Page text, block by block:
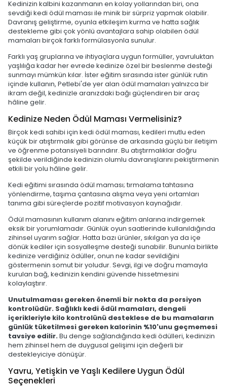
Kedinizin kalbini kazanmanın en kolay yollarından biri, ona
sevdiği kedi ödül maması ile minik bir sürpriz yapmak olabilir.
Davranış geliştirme, oyunla etkileşim kurma ve hatta sağlık
destekleme gibi çok yönlü avantajlara sahip olabilen ödül
mamaları birçok farklı formülasyonla sunulur.
Farklı yaş gruplarına ve ihtiyaçlara uygun formüller, yavruluktan
yaşlılığa kadar her evrede kedinize özel bir beslenme desteği
sunmayı mümkün kılar. İster eğitim sırasında ister günlük rutin
içinde kullanın, Petlebi'de yer alan ödül mamaları yalnızca bir
ikram değil, kedinizle aranızdaki bağı güçlendiren bir araç
hâline gelir.
Kedinize Neden Ödül Maması Vermelisiniz?
Birçok kedi sahibi için kedi ödül maması, kedileri mutlu eden
küçük bir atıştırmalık gibi görünse de arkasında güçlü bir iletişim
ve öğrenme potansiyeli barındırır. Bu atıştırmalıklar doğru
şekilde verildiğinde kedinizin olumlu davranışlarını pekiştirmenin
etkili bir yolu hâline gelir.
Kedi eğitimi sırasında ödül maması; tırmalama tahtasına
yönlendirme, taşıma çantasına alışma veya yeni ortamları
tanıma gibi süreçlerde pozitif motivasyon kaynağıdır.
Ödül mamasının kullanım alanını eğitim anlarına indirgemek
eksik bir yorumlamadır. Günlük oyun saatlerinde kullanıldığında
zihinsel uyarım sağlar. Hatta bazı ürünler, sıkılgan ya da içe
dönük kediler için sosyalleşme desteği sunabilir. Bununla birlikte
kedinize verdiğiniz ödüller, onun ne kadar sevildiğini
göstermenin somut bir yoludur. Sevgi, ilgi ve doğru mamayla
kurulan bağ, kedinizin kendini güvende hissetmesini
kolaylaştırır.
Unutulmaması gereken önemli bir nokta da porsiyon
kontrolüdür. Sağlıklı kedi ödül mamaları, dengeli
içerikleriyle kilo kontrolünü desteklese de bu mamaların
günlük tüketilmesi gereken kalorinin %10'unu geçmemesi
tavsiye edilir.Bu denge sağlandığında kedi ödülleri, kedinizin
hem zihinsel hem de duygusal gelişimi için değerli bir
destekleyiciye dönüşür.
Yavru, Yetişkin ve Yaşlı Kedilere Uygun Ödül
Seçenekleri